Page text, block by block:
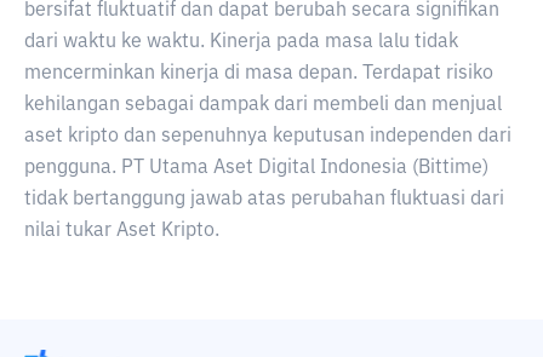
bersifat fluktuatif dan dapat berubah secara signifikan
dari waktu ke waktu. Kinerja pada masa lalu tidak
mencerminkan kinerja di masa depan. Terdapat risiko
kehilangan sebagai dampak dari membeli dan menjual
aset kripto dan sepenuhnya keputusan independen dari
pengguna. PT Utama Aset Digital Indonesia (Bittime)
tidak bertanggung jawab atas perubahan fluktuasi dari
nilai tukar Aset Kripto.